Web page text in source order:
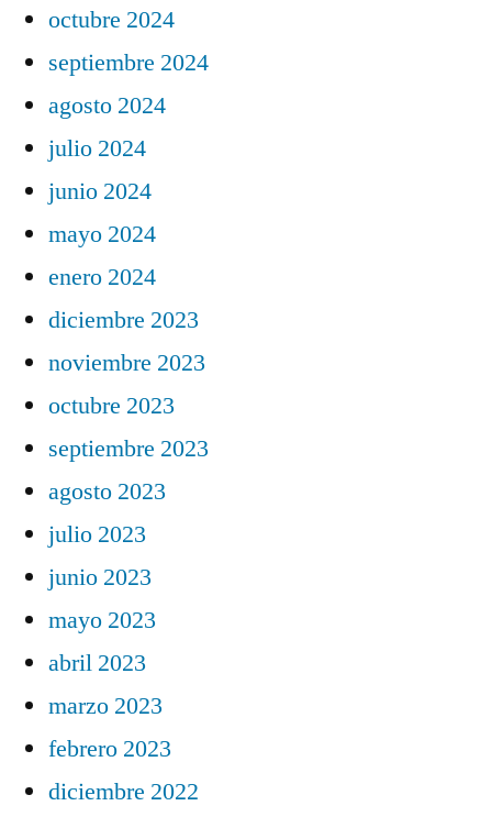
octubre 2024
septiembre 2024
agosto 2024
julio 2024
junio 2024
mayo 2024
enero 2024
diciembre 2023
noviembre 2023
octubre 2023
septiembre 2023
agosto 2023
julio 2023
junio 2023
mayo 2023
abril 2023
marzo 2023
febrero 2023
diciembre 2022